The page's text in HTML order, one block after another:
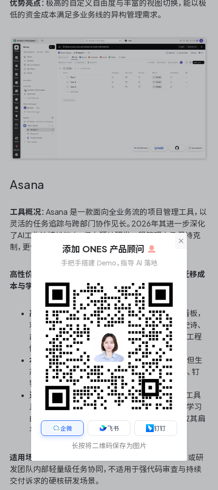
优势亮点 ：极高的自定义自由度与丰富的视图切换，能以极
低的资金成本满足多业务线的异构管理需求。
Asana
工具概况：Asana 是一款面向全业务流的项目管理工具，以
灵活的任务追踪与跨部门协作见长。2026年其进一步深化
了AI工作流编排能力，但在硬核研发工程管理上仍保持克
制，更侧重于通用工作流闭环。
高性价比、敏捷与研发管理能力、本土化协作体验、迁移成
本与学习曲线核心能力：
高性价比与敏捷能力：高级版提供无限项目与看板，
对非研发团队性价比高；但敏捷管理仅停留在史诗、
故事与冲刺的表单关联，缺乏代码库、CI/CD等工程
侧原生集成，硬核研发效能受限。
本土化协作体验 ：中文界面与基础翻译已就位，但生
态深度不足，无法与国内主流办公平台（如飞书、钉
钉）深度打通，本土化实时协作存在断层。
迁移成本与学习曲线：从Jira迁移需依赖第三方工具
且易丢失历史关联；其UI交互直观，非技术人员学习
曲线极低，但研发团队需重构底层工作流以适应其扁
平逻辑。
适用场景
：市场、运营等非研发团队的业务项目统筹，或研
发团队内部轻量级任务协同，不适用于强代码审查与持续
交付诉求的硬核研发场景。
×
添加 ONES 产品顾问
手把手搭建 Demo，指导 AI 落地
企微 飞书 钉钉
长按将二维码保存为图片